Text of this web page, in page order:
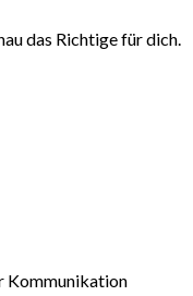
das Richtige für dich.
Kommunikation